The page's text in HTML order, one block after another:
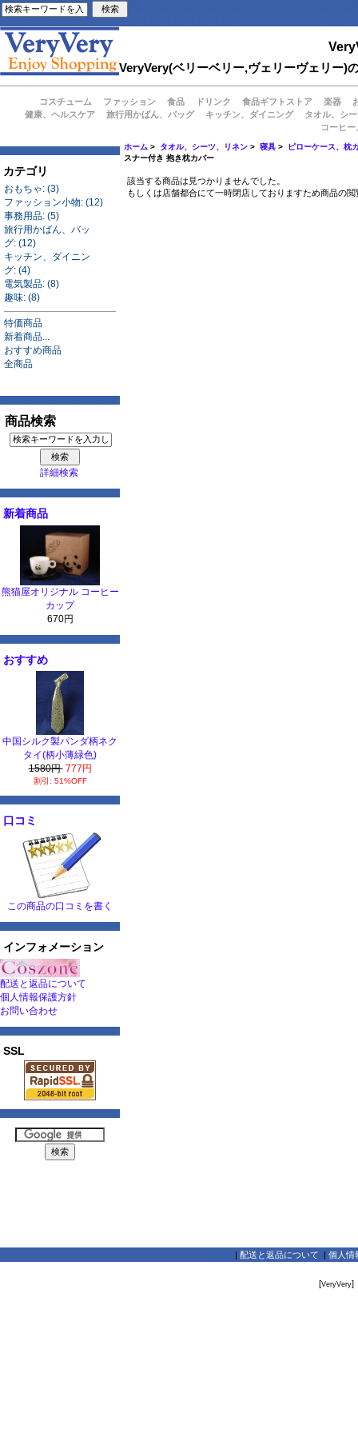
VeryVery(ベリーベリー,ヴェリーヴェリー)
コスチューム ファッション 食品 ドリンク 食品ギフトストア 楽器
健康、ヘルスケア
旅行用かばん、バッグ キッチン、ダイニング
タオル、シ
コーヒ
カテゴリ
おもちゃ: (3)
ファッション小物: (12)
事務用品: (5)
旅行用かばん、バッ
グ: (12)
キッチン、ダイニン
グ: (4)
電気製品: (8)
趣味: (8)
特価商品
新着商品...
おすすめ商品
全商品
商品検索
詳細検索
新着商品
熊猫屋オリジナル コーヒー
カップ
670円
おすすめ
中国シルク製パンダ柄ネク
タイ(柄小薄緑色)
1580円 777円
割引: 51%OFF
口コミ
この商品の口コミを書く
インフォメーション
配送と返品について
個人情報保護方針
お問い合わせ
SSL
ホーム > タオル、シーツ、リネン >寝具 >
ピローケース、枕
スナー付き 抱き枕カバー
該当する商品は見つかりませんでした。
もしくは店舗都合にて一時閉店しておりますため商品の
| 配送と返品について | 個人情
[VeryVery]